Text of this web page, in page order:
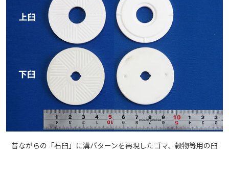
昔ながらの「石臼」に溝パターンを再現したゴマ、穀物等用の臼